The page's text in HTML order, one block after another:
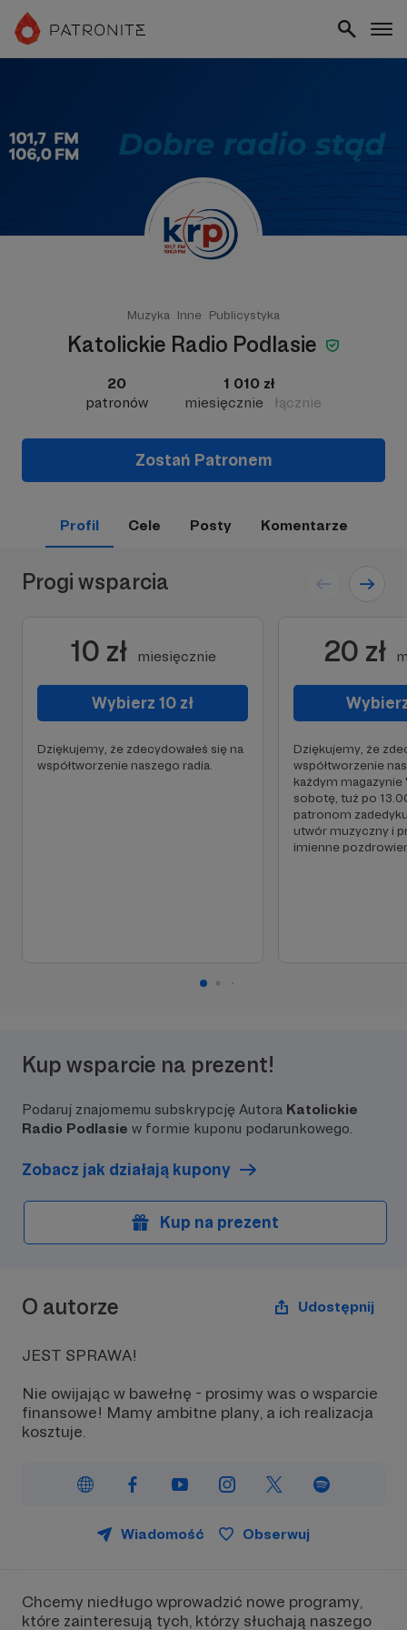
Muzyka Inne Publicystyka
Katolickie Radio Podlasie
20
patronów
1 010 zł
miesięcznie
łącznie
Zostań Patronem
Profil Cele Posty Komentarze
Progi wsparcia
10 zł miesięcznie
Wybierz 10 zł
Dziękujemy, że zdecydowałeś się na
współtworzenie naszego radia.
20 zł
Dziękujemy, że
współtworzenie
każdym magazynie
sobotę, tuż po
patronom
utwór muzyczny i
imienne
Kup wsparcie na prezent!
Podaruj znajomemu subskrypcję Autora Katolickie
Radio Podlasie w formie kuponu podarunkowego.
Zobacz jak działają kupony
Kup na prezent
O autorze Udostępnij
JEST SPRAWA!
Nie owijając w bawełnę - prosimy was o wsparcie
finansowe! Mamy ambitne plany, a ich realizacja
kosztuje.
Wiadomość Obserwuj
Chcemy niedługo wprowadzić nowe programy,
które zainteresują tych, którzy słuchają naszego